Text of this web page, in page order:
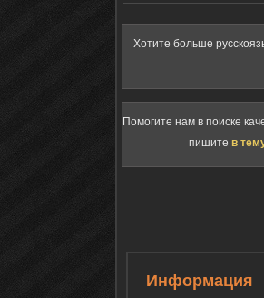
Хотите больше
Помогите нам в поиске
пишите в
Информация